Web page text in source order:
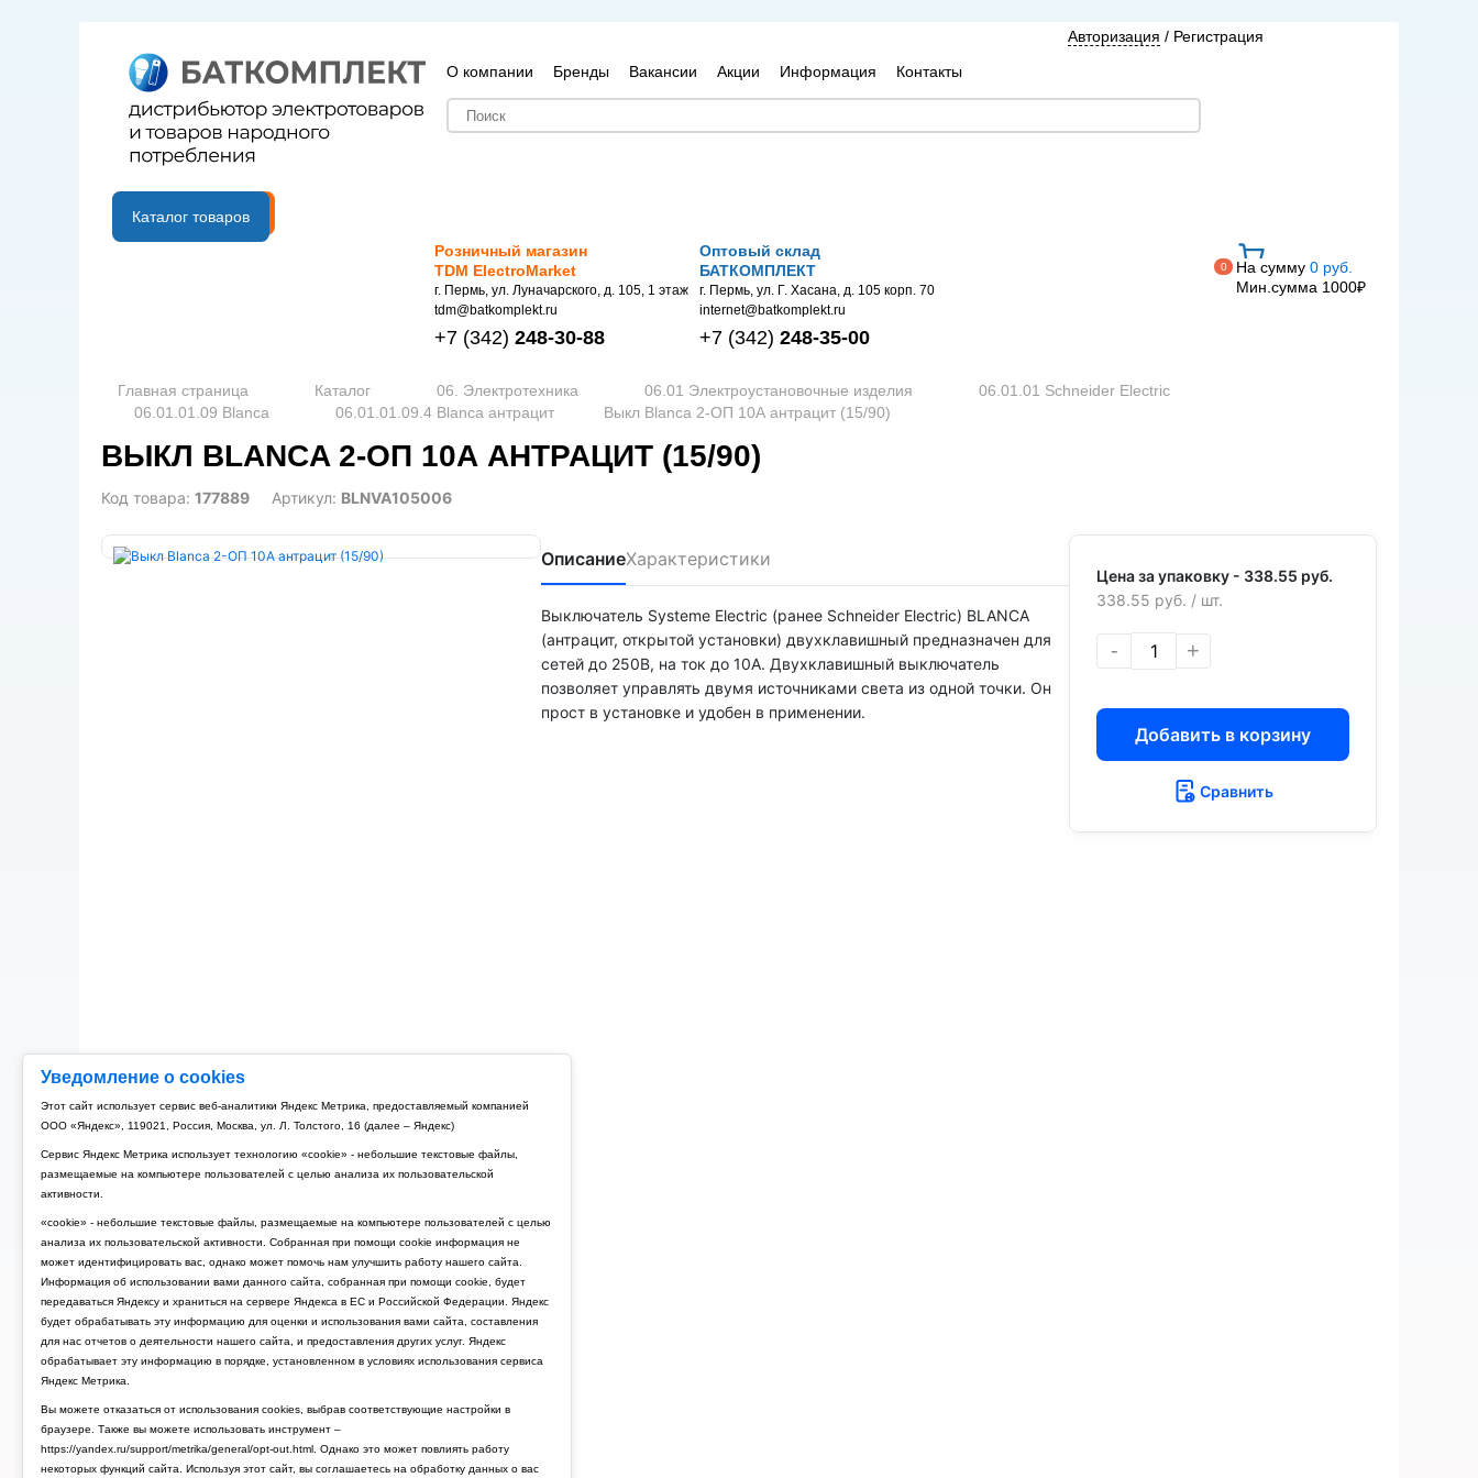
Уведомление о cookies
Этот сайт использует сервис веб-аналитики Яндекс Метрика, предоставляемый компанией
ООО «Яндекс», 119021, Россия, Москва, ул. Л. Толстого, 16 (далее – Яндекс)
Сервис Яндекс Метрика использует технологию «cookie» - небольшие текстовые файлы,
размещаемые на компьютере пользователей с целью анализа их пользовательской
активности.
«cookie» - небольшие текстовые файлы, размещаемые на компьютере пользователей с целью
анализа их пользовательской активности. Собранная при помощи cookie информация не
может идентифицировать вас, однако может помочь нам улучшить работу нашего сайта.
Информация об использовании вами данного сайта, собранная при помощи cookie, будет
передаваться Яндексу и храниться на сервере Яндекса в ЕС и Российской Федерации. Яндекс
будет обрабатывать эту информацию для оценки и использования вами сайта, составления
для нас отчетов о деятельности нашего сайта, и предоставления других услуг. Яндекс
обрабатывает эту информацию в порядке, установленном в условиях использования сервиса
Яндекс Метрика.
Вы можете отказаться от использования cookies, выбрав соответствующие настройки в
браузере. Также вы можете использовать инструмент –
https://yandex.ru/support/metrika/general/opt-out.html. Однако это может повлиять работу
некоторых функций сайта. Используя этот сайт, вы соглашаетесь на обработку данных о вас
О компании Бренды Вакансии Акции Информация Контакты
Авторизация / Регистрация
B2B портал
Каталог товаров
Розничный магазин
TDM ElectroMarket
г. Пермь, ул. Луначарского, д. 105, 1 этаж
tdm@batkomplekt.ru
+7 (342) 248-30-88
Оптовый склад
БАТКОМПЛЕКТ
г. Пермь, ул. Г. Хасана, д. 105 корп. 70
internet@batkomplekt.ru
+7 (342) 248-35-00
0 На сумму 0 руб.
Мин.сумма 1000₽
Главная страница Каталог 06. Электротехника 06.01 Электроустановочные изделия
06.01.01 Schneider Electric
06.01.01.09 Blanca
06.01.01.09.4 Blanca антрацит Выкл Blanca 2-ОП 10А антрацит (15/90)
ВЫКЛ BLANCA 2-ОП 10А АНТРАЦИТ (15/90)
Код товара: 177889 Артикул: BLNVA105006
ОписаниеХарактеристики
Выключатель Systeme Electric (ранее Schneider Electric) BLANCA
(антрацит, открытой установки) двухклавишный предназначен для
сетей до 250В, на ток до 10А. Двухклавишный выключатель
позволяет управлять двумя источниками света из одной точки. Он
прост в установке и удобен в применении.
Цена за упаковку - 338.55 руб.
338.55 руб. / шт.
- +
Добавить в корзину
Сравнить